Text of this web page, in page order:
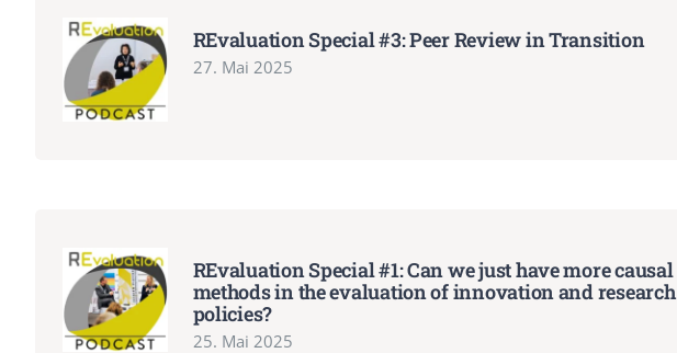
REvaluation Special #3: Peer Review in Transition
27. Mai 2025
REvaluation Special #1: Can we just have more causal
methods in the evaluation of innovation and research
policies?
25. Mai 2025